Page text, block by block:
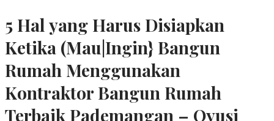
5 Hal yang Harus Disiapkan
Ketika (Mau|Ingin} Bangun
Rumah Menggunakan
Kontraktor Bangun Rumah
Terbaik Pademangan – Qyusi